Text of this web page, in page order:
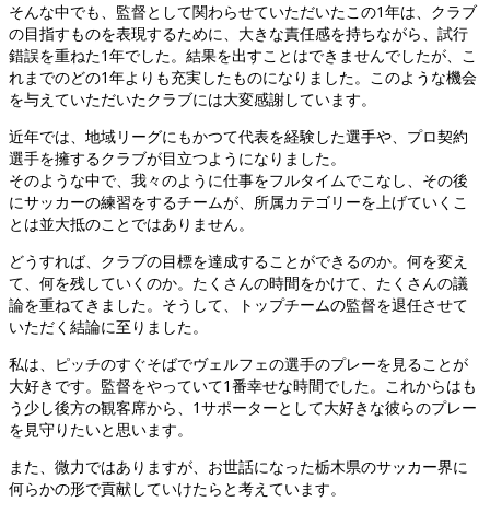
そんな中でも、監督として関わらせていただいたこの1年は、クラブ
の目指すものを表現するために、大きな責任感を持ちながら、試行
錯誤を重ねた1年でした。結果を出すことはできませんでしたが、こ
れまでのどの1年よりも充実したものになりました。このような機会
を与えていただいたクラブには大変感謝しています。
近年では、地域リーグにもかつて代表を経験した選手や、プロ契約
選手を擁するクラブが目立つようになりました。
そのような中で、我々のように仕事をフルタイムでこなし、その後
にサッカーの練習をするチームが、所属カテゴリーを上げていくこ
とは並大抵のことではありません。
どうすれば、クラブの目標を達成することができるのか。何を変え
て、何を残していくのか。たくさんの時間をかけて、たくさんの議
論を重ねてきました。そうして、トップチームの監督を退任させて
いただく結論に至りました。
私は、ピッチのすぐそばでヴェルフェの選手のプレーを見ることが
大好きです。監督をやっていて1番幸せな時間でした。これからはも
う少し後方の観客席から、1サポーターとして大好きな彼らのプレー
を見守りたいと思います。
また、微力ではありますが、お世話になった栃木県のサッカー界に
何らかの形で貢献していけたらと考えています。